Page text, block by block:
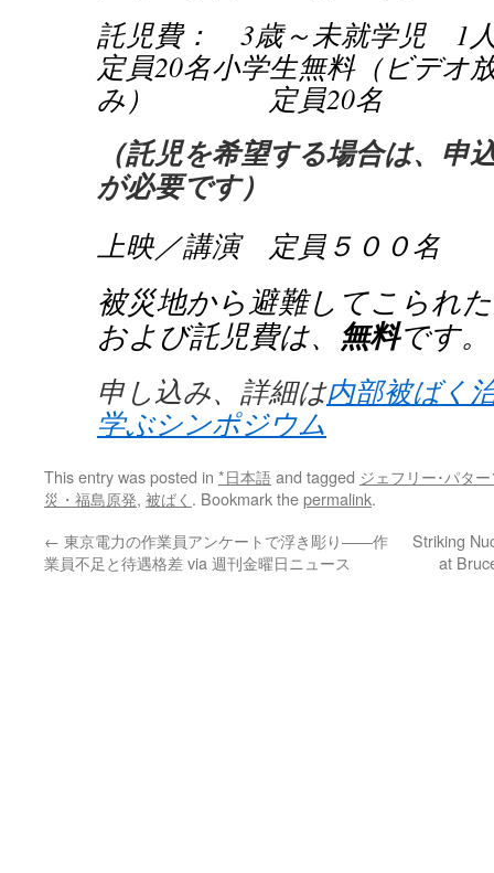
託児費： 3歳～未就学児 1
定員20名小学生無料（ビデオ
み） 定員20名
（託児を希望する場合は、申
が必要です）
上映／講演 定員５００名
被災地から避難してこられ
および託児費は、 無料です。
申し込み、詳細は内部被ばく
学ぶシンポジウム
This entry was posted in *日本語and tagged ジェフリー･パタ
災・福島原発, 被ばく . Bookmark thepermalink.
← 東京電力の作業員アンケートで浮き彫り――作
業員不足と待遇格差 via 週刊金曜日ニュース
Striking
at